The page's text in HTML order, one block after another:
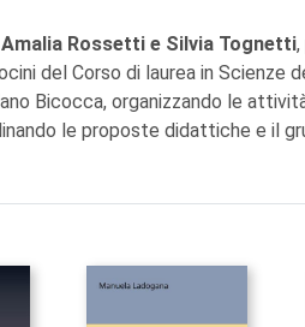
Rossetti e Silvia Tognetti
del Corso di laurea in Scienze
Bicocca, organizzando le
le proposte didattiche e il